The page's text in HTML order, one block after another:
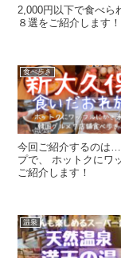
2,000円以下で食べら
８選をご紹介します！
食べ歩き
今回ご紹介するのは
プで、 ホットクにワ
ご紹介します！
温泉